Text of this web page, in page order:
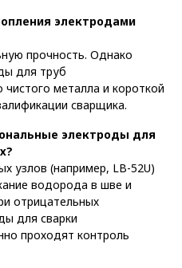
электродами
прочность. Однако
для труб
металла и короткой
сварщика.
электроды для
узлов (например, LB-52U)
водорода в шве и
отрицательных
для сварки
проходят контроль